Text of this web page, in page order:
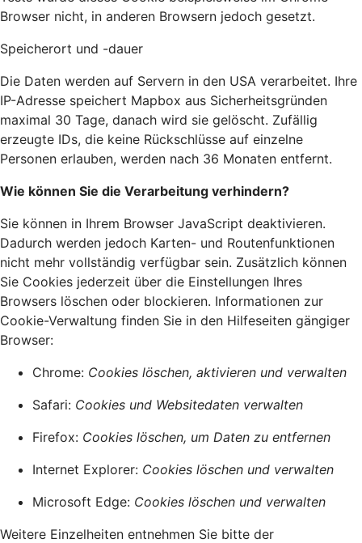
Browser nicht, in anderen Browsern jedoch gesetzt.
Speicherort und -dauer
Die Daten werden auf Servern in den USA verarbeitet. Ihre
IP-Adresse speichert Mapbox aus Sicherheitsgründen
maximal 30 Tage, danach wird sie gelöscht. Zufällig
erzeugte IDs, die keine Rückschlüsse auf einzelne
Personen erlauben, werden nach 36 Monaten entfernt.
Wie können Sie die Verarbeitung verhindern?
Sie können in Ihrem Browser JavaScript deaktivieren.
Dadurch werden jedoch Karten- und Routenfunktionen
nicht mehr vollständig verfügbar sein. Zusätzlich können
Sie Cookies jederzeit über die Einstellungen Ihres
Browsers löschen oder blockieren. Informationen zur
Cookie-Verwaltung finden Sie in den Hilfeseiten gängiger
Browser:
Chrome: Cookies löschen, aktivieren und verwalten
Safari: Cookies und Websitedaten verwalten
Firefox: Cookies löschen, um Daten zu entfernen
Internet Explorer: Cookies löschen und verwalten
Microsoft Edge: Cookies löschen und verwalten
Weitere Einzelheiten entnehmen Sie bitte der